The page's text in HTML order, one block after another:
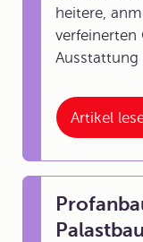
Artikel
heitere,
verfeinerten
Ausstattung